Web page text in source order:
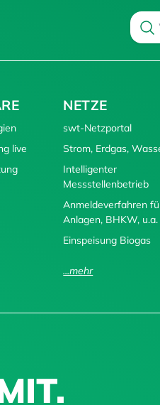
Search
live
NETZE
swt-Netzportal
Strom, Erdgas,
Intelligenter
Messstellenbetrieb
Anmeldeverfahren
Anlagen, BHKW, u.a.
Einspeisung Biogas
...mehr